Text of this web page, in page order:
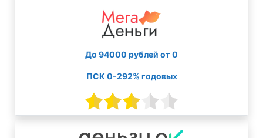
До 94000 рублей от 0
ПСК 0-292% годовых